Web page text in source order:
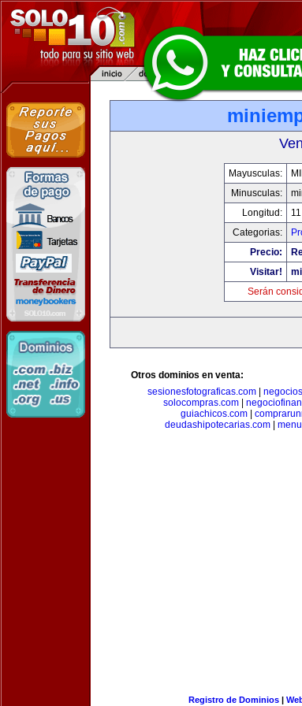
Mayusculas:
Minusculas:
Longitud:
Categorias:
Precio:
Visitar!
Serán
Otros dominios en venta:
sesionesfotograficas.com
solocompras.com|
guiachicos.com
deudashipotecarias.com|
Registro de Dominios|